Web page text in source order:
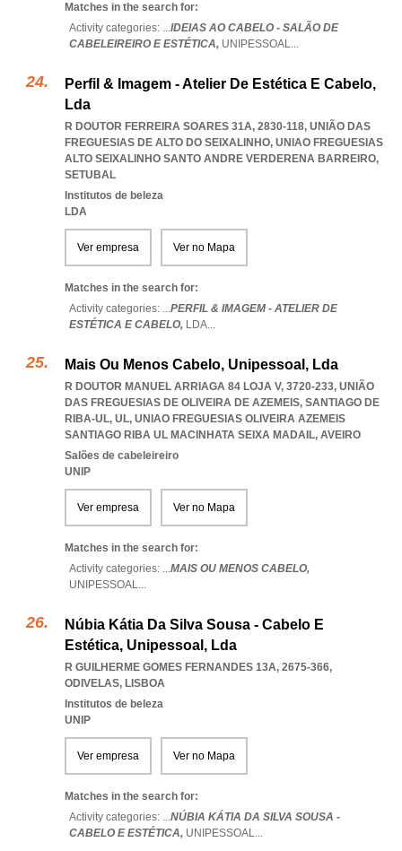
Matches in the search for:
Activity categories: ...IDEIAS AO CABELO - SALÃO DE
CABELEIREIRO E ESTÉTICA, UNIPESSOAL...
Perfil & Imagem - Atelier De Estética E Cabelo,
Lda
R DOUTOR FERREIRA SOARES 31A, 2830-118, UNIÃO DAS
FREGUESIAS DE ALTO DO SEIXALINHO, UNIAO FREGUESIAS
ALTO SEIXALINHO SANTO ANDRE VERDERENA BARREIRO,
SETUBAL
Institutos de beleza
LDA
Ver empresa Ver no Mapa
Matches in the search for:
Activity categories: ...PERFIL & IMAGEM - ATELIER DE
ESTÉTICA E CABELO, LDA...
Mais Ou Menos Cabelo, Unipessoal, Lda
R DOUTOR MANUEL ARRIAGA 84 LOJA V, 3720-233, UNIÃO
DAS FREGUESIAS DE OLIVEIRA DE AZEMEIS, SANTIAGO DE
RIBA-UL, UL, UNIAO FREGUESIAS OLIVEIRA AZEMEIS
SANTIAGO RIBA UL MACINHATA SEIXA MADAIL, AVEIRO
Salões de cabeleireiro
UNIP
Ver empresa Ver no Mapa
Matches in the search for:
Activity categories: ...MAIS OU MENOS CABELO,
UNIPESSOAL...
Núbia Kátia Da Silva Sousa - Cabelo E
Estética, Unipessoal, Lda
R GUILHERME GOMES FERNANDES 13A, 2675-366,
ODIVELAS, LISBOA
Institutos de beleza
UNIP
Ver empresa Ver no Mapa
Matches in the search for:
Activity categories: ...NÚBIA KÁTIA DA SILVA SOUSA -
CABELO E ESTÉTICA, UNIPESSOAL...